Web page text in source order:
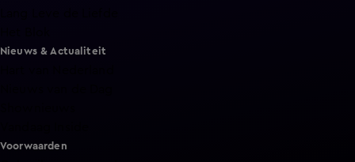
Nieuws & Actualiteit
Voorwaarden